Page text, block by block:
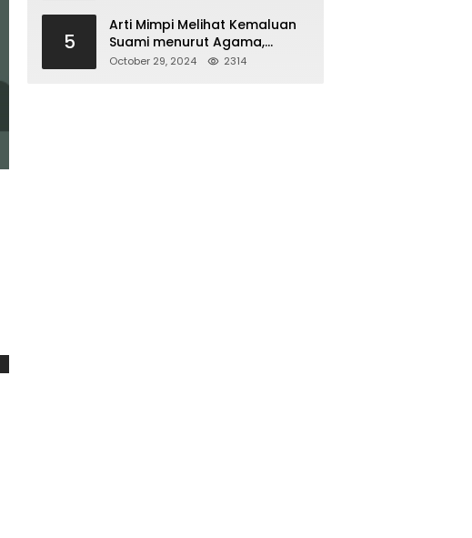
5
Arti Mimpi Melihat Kemaluan
Suami menurut Agama,
Psikologi dan Primbon Jawa
October 29, 2024 2314